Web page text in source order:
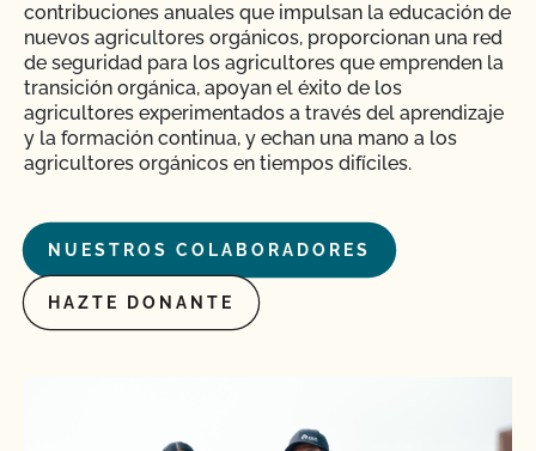
contribuciones anuales que impulsan la educación de
nuevos agricultores orgánicos, proporcionan una red
de seguridad para los agricultores que emprenden la
transición orgánica, apoyan el éxito de los
agricultores experimentados a través del aprendizaje
y la formación continua, y echan una mano a los
agricultores orgánicos en tiempos difíciles.
NUESTROS COLABORADORES
HAZTE DONANTE